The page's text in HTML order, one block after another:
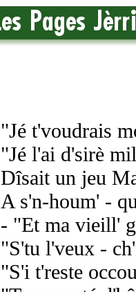
"Jé t'voudrais
"Jé l'ai d'sirè
Dîsait un jeu
A s'n-houm' -
- "Et ma vieill'
"S'tu l'veux -
"S'i t'reste